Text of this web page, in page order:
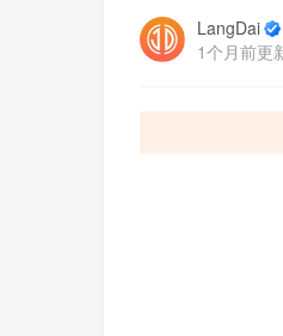
LangDai
1个月前更